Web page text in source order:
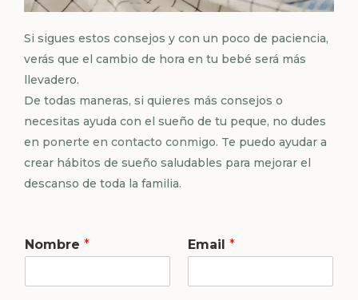
Si sigues estos consejos y con un poco de paciencia,
verás que el cambio de hora en tu bebé será más
llevadero.
De todas maneras, si quieres más consejos o
necesitas ayuda con el sueño de tu peque, no dudes
en ponerte en contacto conmigo. Te puedo ayudar a
crear hábitos de sueño saludables para mejorar el
descanso de toda la familia.
Nombre * Email *